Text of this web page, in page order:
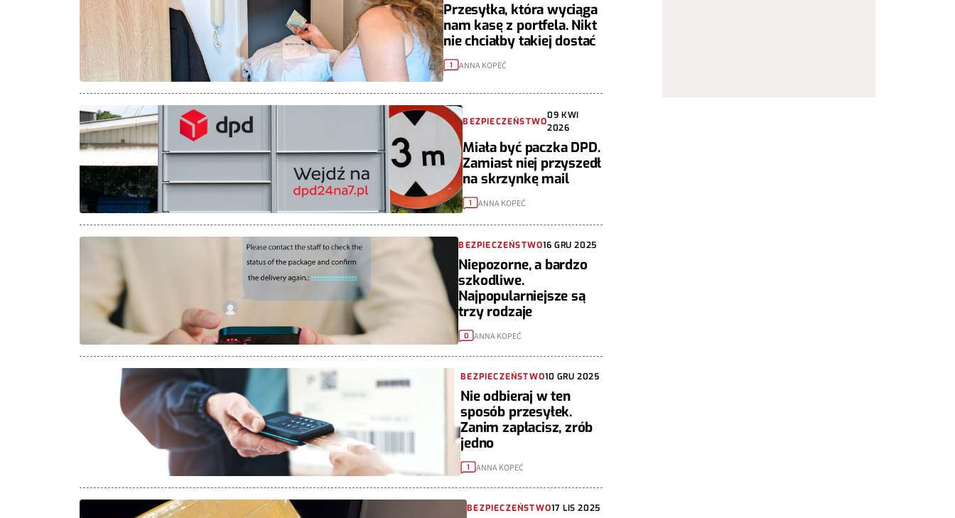
Przesyłka, która wyciąga
nam kasę z portfela. Nikt
nie chciałby takiej dostać
1 ANNA KOPEĆ
BEZPIECZEŃSTWO
09 KWI
2026
Miała być paczka DPD.
Zamiast niej przyszedł
na skrzynkę mail
1 ANNA KOPEĆ
BEZPIECZEŃSTWO16 GRU 2025
Niepozorne, a bardzo
szkodliwe.
Najpopularniejsze są
trzy rodzaje
0 ANNA KOPEĆ
BEZPIECZEŃSTWO10 GRU 2025
Nie odbieraj w ten
sposób przesyłek.
Zanim zapłacisz, zrób
jedno
1 ANNA KOPEĆ
BEZPIECZEŃSTWO17 LIS 2025